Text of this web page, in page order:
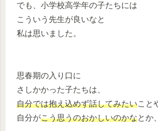
でも、小学校高学年の子たちには
こういう先生が良いなと
私は思いました。
思春期の入り口に
さしかかった子たちは、
自分では抱え込めず話してみたいこと
自分がこう思うのおかしいのかなとか、